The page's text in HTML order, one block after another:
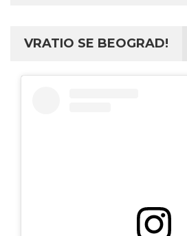
VRATIO SE BEOGRAD!